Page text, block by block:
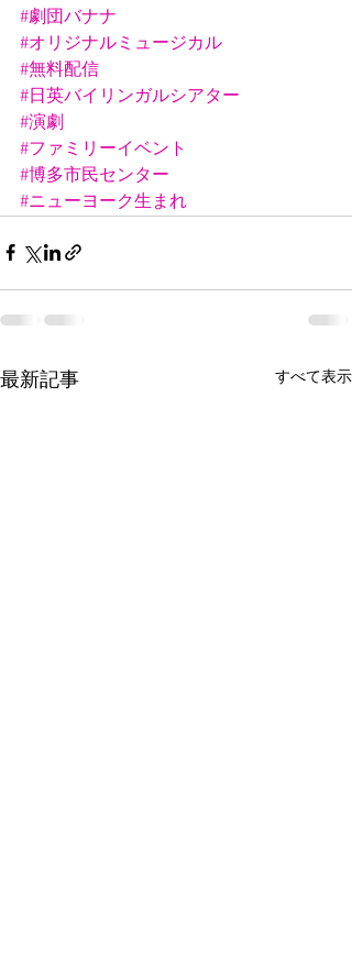
#劇団バナナ
#オリジナルミュージカル
#無料配信
#日英バイリンガルシアター
#演劇
#ファミリーイベント
#博多市民センター
#ニューヨーク生まれ
最新記事 すべて表示